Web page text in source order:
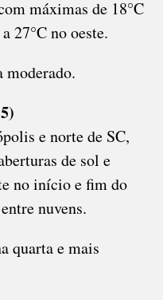
máximas de 18°C
27°C no oeste.
moderado.
e norte de SC,
de sol e
no início e fim do
nuvens.
quarta e mais